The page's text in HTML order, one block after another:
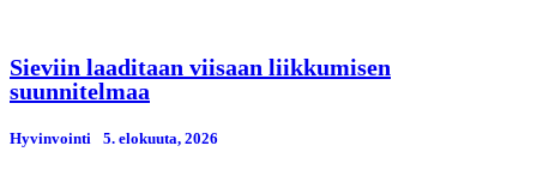
Sieviin laaditaan viisaan liikkumisen
suunnitelmaa
Hyvinvointi 5. elokuuta, 2026